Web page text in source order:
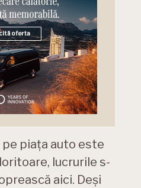
piața auto este
lucrurile s-
aici. Deși